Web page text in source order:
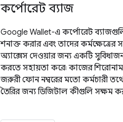
কর্পোরেট ব্যাজ
Google Wallet-এ কর্পোরেট
শনাক্ত করার এবং তাদের কর্মক্ষেত্রের
অ্যাক্সেস দেওয়ার জন্য একটি
করতে সহায়তা করে৷ কাজের শিরোনাম
জরুরী ফোন নম্বরের মতো কর্মচারী
তৈরির জন্য ডিজিটাল কীগুলি সক্ষম